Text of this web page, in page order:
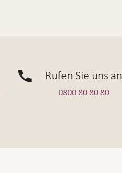
Rufen Sie uns an
0800 80 80 80